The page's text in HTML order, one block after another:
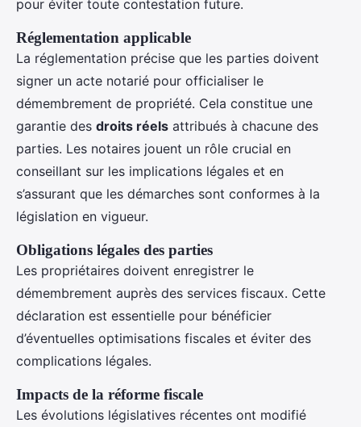
pour éviter toute contestation future.
Réglementation applicable
La réglementation précise que les parties doivent
signer un acte notarié pour officialiser le
démembrement de propriété. Cela constitue une
garantie des droits réels attribués à chacune des
parties. Les notaires jouent un rôle crucial en
conseillant sur les implications légales et en
s’assurant que les démarches sont conformes à la
législation en vigueur.
Obligations légales des parties
Les propriétaires doivent enregistrer le
démembrement auprès des services fiscaux. Cette
déclaration est essentielle pour bénéficier
d’éventuelles optimisations fiscales et éviter des
complications légales.
Impacts de la réforme fiscale
Les évolutions législatives récentes ont modifié